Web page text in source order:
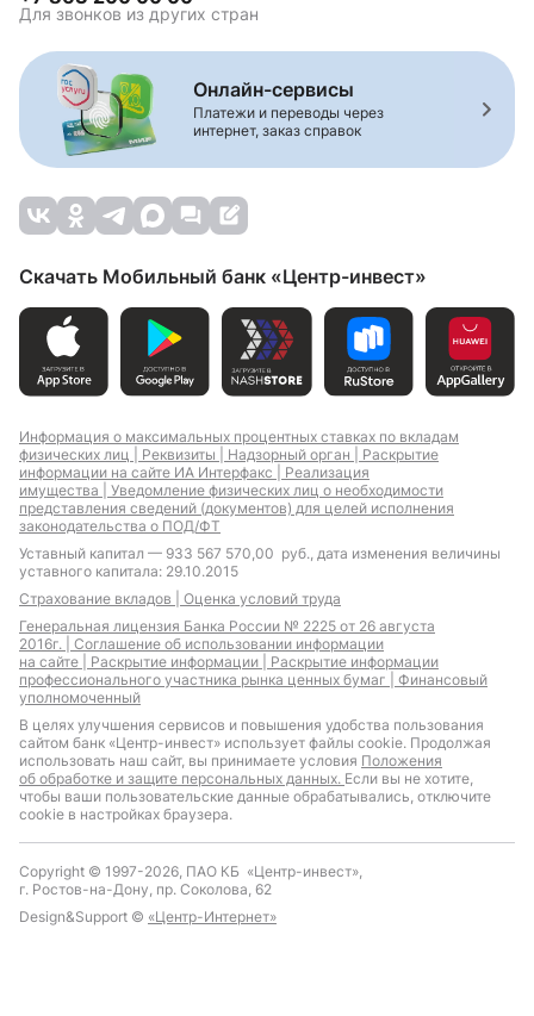
Для звонков из других стран
Онлайн-сервисы
Платежи и переводы через
интернет, заказ справок
Скачать Мобильный банк «Центр-инвест»
Информация о максимальных процентных ставках по вкладам
физических лиц | Реквизиты | Надзорный орган | Раскрытие
информации на сайте ИА Интерфакс | Реализация
имущества | Уведомление физических лиц о необходимости
представления сведений (документов) для целей исполнения
законодательства о ПОД/ФТ
Уставный капитал — 933 567 570,00 руб., дата изменения величины
уставного капитала: 29.10.2015
Страхование вкладов | Оценка условий труда
Генеральная лицензия Банка России № 2225 от 26 августа
2016г. | Соглашение об использовании информации
на сайте | Раскрытие информации | Раскрытие информации
профессионального участника рынка ценных бумаг | Финансовый
уполномоченный
В целях улучшения сервисов и повышения удобства пользования
сайтом банк «Центр-инвест» использует файлы cookie. Продолжая
использовать наш сайт, вы принимаете условия Положения
об обработке и защите персональных данных. Если вы не хотите,
чтобы ваши пользовательские данные обрабатывались, отключите
cookie в настройках браузера.
Copyright © 1997-2026, ПАО КБ «Центр-инвест»,
г. Ростов-на-Дону, пр. Соколова, 62
Design&Support © «Центр-Интернет»